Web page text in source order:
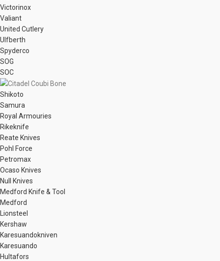
Victorinox
Valiant
United Cutlery
Ulfberth
Spyderco
SOG
SOC
Shikoto
Samura
Royal Armouries
Rikeknife
Reate Knives
Pohl Force
Petromax
Ocaso Knives
Null Knives
Medford Knife & Tool
Medford
Lionsteel
Kershaw
Karesuandokniven
Karesuando
Hultafors